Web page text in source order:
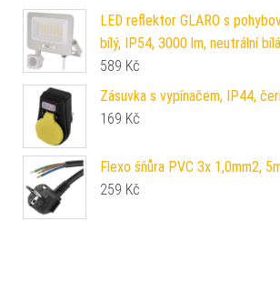
LED reflektor GLARO s
bílý, IP54, 3000 lm, neutrální bílá
589 Kč
Zásuvka s vypínačem, IP44,
169 Kč
Flexo šňůra PVC 3x 1,0mm2,
259 Kč